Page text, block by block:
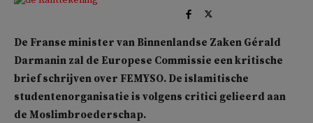
De Franse minister van Binnenlandse Zaken Gérald
Darmanin zal de Europese Commissie een kritische
brief schrijven over FEMYSO. De islamitische
studentenorganisatie is volgens critici gelieerd aan
de Moslimbroederschap.